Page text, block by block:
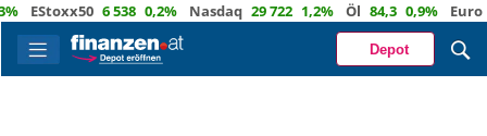
6 538 0,2% Nasdaq 29 722 1,2% Öl 84,3 0,9% Euro
Depot